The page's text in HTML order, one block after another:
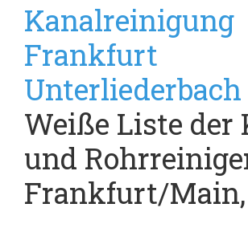
Kanalreinigung
Frankfurt
Unterliederbach
Weiße Liste der
und
Frankfurt/Main,